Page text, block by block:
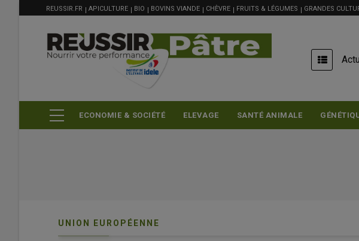
contenu
MENU
FILIÈRE
REUSSIR.FR APICULTURE BIO BOVINS VIANDE CHÈVRE FRUITS & LÉGUMES GRANDES
USER
ACCOUNT
MENU
ECONOMIE & SOCIÉTÉ ELEVAGE SANTÉ ANIMALE
UNION EUROPÉENNE